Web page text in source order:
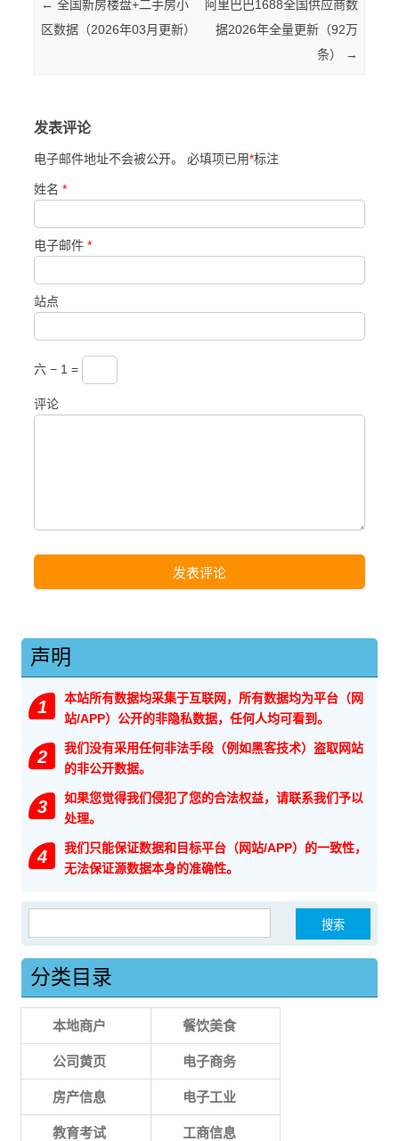
Post navigation
← 全国新房楼盘+二手房小
区数据（2026年03月更新）
阿里巴巴1688全国供应商数
据2026年全量更新（92万
条）
→
发表评论
电子邮件地址不会被公开。 必填项已用*标注
姓名 *
电子邮件 *
站点
六 − 1 =
评论
声明
1
本站所有数据均采集于互联网，所有数据均为平台（网
站/APP）公开的非隐私数据，任何人均可看到。
2
我们没有采用任何非法手段（例如黑客技术）盗取网站
的非公开数据。
3
如果您觉得我们侵犯了您的合法权益，请联系我们予以
处理。
4
我们只能保证数据和目标平台（网站/APP）的一致性，
无法保证源数据本身的准确性。
分类目录
本地商户 餐饮美食
公司黄页 电子商务
房产信息 电子工业
教育考试 工商信息